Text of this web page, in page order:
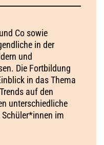
Co sowie
in der
und
Die Fortbildung
in das Thema
auf den
unterschiedliche
im